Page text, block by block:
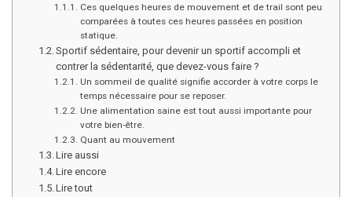
Ces quelques heures de mouvement et de trail sont peu
comparées à toutes ces heures passées en position
statique.
Sportif sédentaire, pour devenir un sportif accompli et
contrer la sédentarité, que devez-vous faire ?
Un sommeil de qualité signifie accorder à votre corps le
temps nécessaire pour se reposer.
Une alimentation saine est tout aussi importante pour
votre bien-être.
Quant au mouvement
Lire aussi
Lire encore
Lire tout